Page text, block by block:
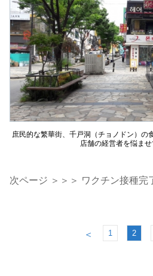
庶民的な繁華街、千戸洞（チョノドン）の
店舗の経営者を悩ませ
次ページ ＞＞＞ ワクチン接種完
＜ 1 2